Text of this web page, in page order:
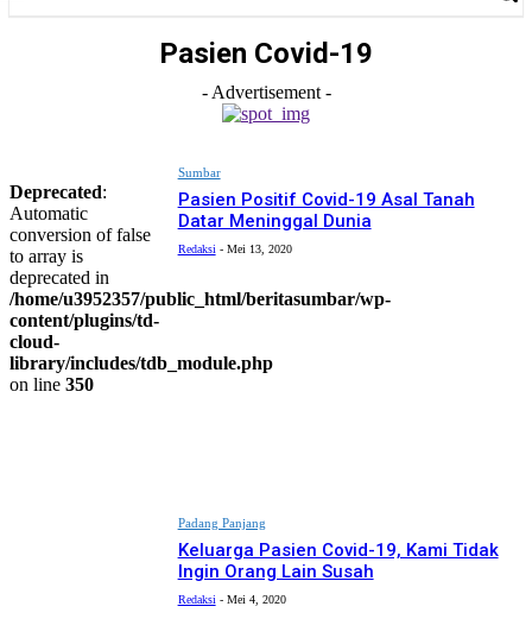
Pasien Covid-19
- Advertisement -
Deprecated:
Automatic
conversion of false
to array is
deprecated in
/home/u3952357/public_html/beritasumbar/wp-
content/plugins/td-
cloud-
library/includes/tdb_module.php
on line 350
Sumbar
Pasien Positif Covid-19 Asal Tanah
Datar Meninggal Dunia
Redaksi - Mei 13, 2020
Padang Panjang
Keluarga Pasien Covid-19, Kami Tidak
Ingin Orang Lain Susah
Redaksi - Mei 4, 2020